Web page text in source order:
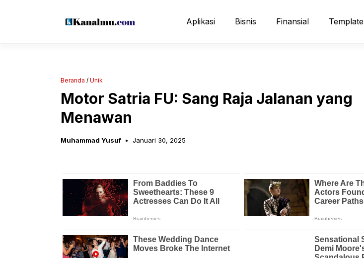
Aplikasi Bisnis Finansial Template
Beranda / Unik
Motor Satria FU: Sang Raja Jalanan yang
Menawan
Muhammad Yusuf Januari 30, 2025